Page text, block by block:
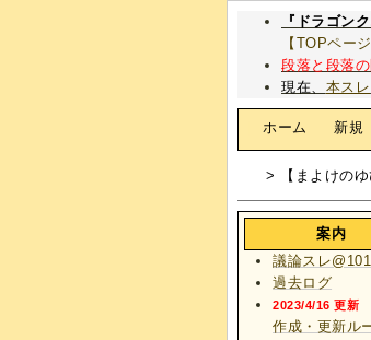
『ドラゴン
【TOPページ
段落と段落
現在、 本スレ
ホーム 新規
> 【まよけのゆ
案内
議論スレ@101
過去ログ
2023/4/16 更新
作成・更新ル